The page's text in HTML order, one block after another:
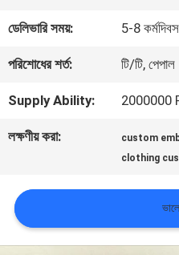
মান
নিয়ন্ত্রণ
আমাদের
সাথে
করুন
ডেলিভারি সময়: 5-8 কর্মদিবস
পরিশোধের শর্ত: টি/টি,
Supply Ability: 2000000
লক্ষণীয় করা: custom
clothing